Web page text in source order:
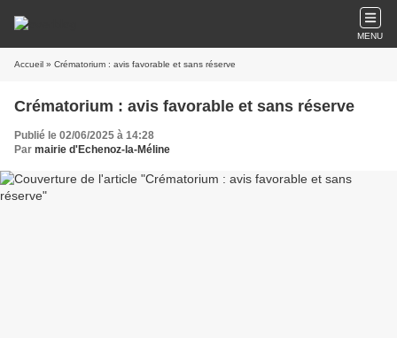
MENU
Accueil » Crématorium : avis favorable et sans réserve
Crématorium : avis favorable et sans réserve
Publié le 02/06/2025 à 14:28
Par mairie d'Echenoz-la-Méline